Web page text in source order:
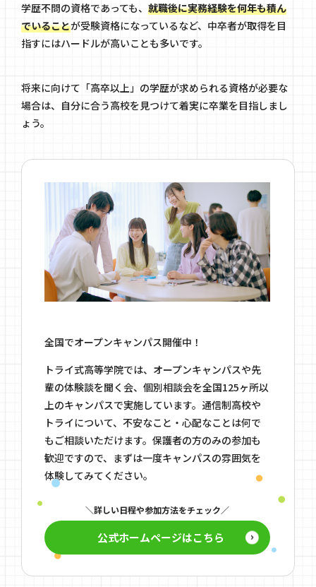
学歴不問の資格であっても、 就職後に実務経験を何年も積ん
でいることが受験資格になっているなど、中卒者が取得を目
指すにはハードルが高いことも多いです。
将来に向けて「高卒以上」の学歴が求められる資格が必要な
場合は、自分に合う高校を見つけて着実に卒業を目指しまし
ょう。
全国でオープンキャンパス開催中！
トライ式高等学院では、オープンキャンパスや先
輩の体験談を聞く会、個別相談会を全国125ヶ所以
上のキャンパスで実施しています。通信制高校や
トライについて、不安なこと・心配なことは何で
もご相談いただけます。保護者の方のみの参加も
歓迎ですので、まずは一度キャンパスの雰囲気を
体験してみてください。
詳しい日程や参加方法をチェック
公式ホームページはこちら